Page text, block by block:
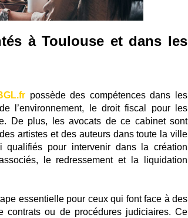
à Toulouse et dans les
possède des compétences dans les
l’environnement, le droit fiscal pour les
De plus, les avocats de ce cabinet sont
artistes et des auteurs dans toute la ville
pour intervenir dans la création
le redressement et la liquidation
essentielle pour ceux qui font face à des
contrats ou de procédures judiciaires. Ce